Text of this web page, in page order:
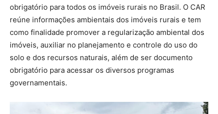
obrigatório para todos os imóveis rurais no Brasil. O CAR
reúne informações ambientais dos imóveis rurais e tem
como finalidade promover a regularização ambiental dos
imóveis, auxiliar no planejamento e controle do uso do
solo e dos recursos naturais, além de ser documento
obrigatório para acessar os diversos programas
governamentais.